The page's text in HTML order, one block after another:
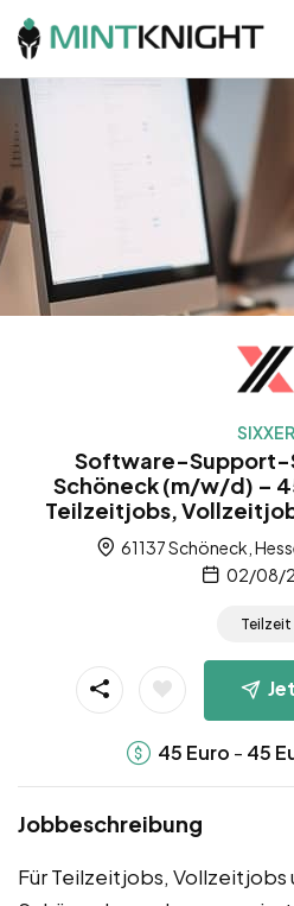
SIXXER
Software-Support-
Schöneck (m/w/d) –
Teilzeitjobs,
61137 Schöneck,
02/08/
Teilzeit
45 Euro - 45
Jobbeschreibung
Für Teilzeitjobs, Vollzeitjobs